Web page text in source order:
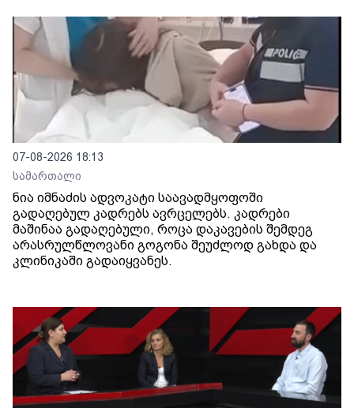
07-08-2026 18:13
სამართალი
ნია იმნაძის ადვოკატი საავადმყოფოში
გადაღებულ კადრებს ავრცელებს. კადრები
მაშინაა გადაღებული, როცა დაკავების შემდეგ
არასრულწლოვანი გოგონა შეუძლოდ გახდა და
კლინიკაში გადაიყვანეს.